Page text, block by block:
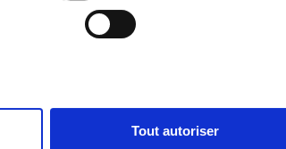
Tout autoriser